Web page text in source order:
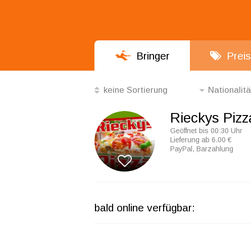
Bringer
keine Sortierung
die Beliebtesten
nach Mindestbestellwert
Alphabetisch
Rieckys
Geöffnet bis 00:30 Uhr
Lieferung ab 6.00 €
PayPal, Barzahlung
bald online verfügbar: